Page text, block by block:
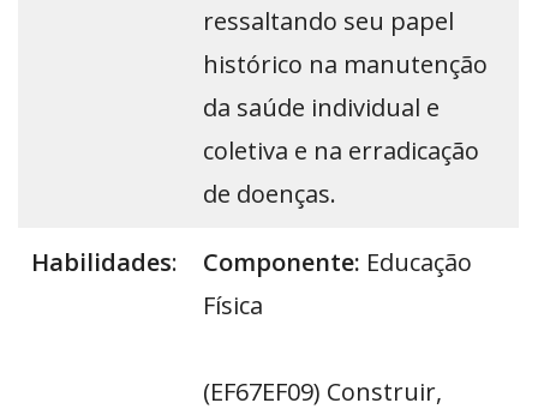
ressaltando seu papel
histórico na manutenção
da saúde individual e
coletiva e na erradicação
de doenças.
Habilidades: Componente: Educação
Física
(EF67EF09) Construir,